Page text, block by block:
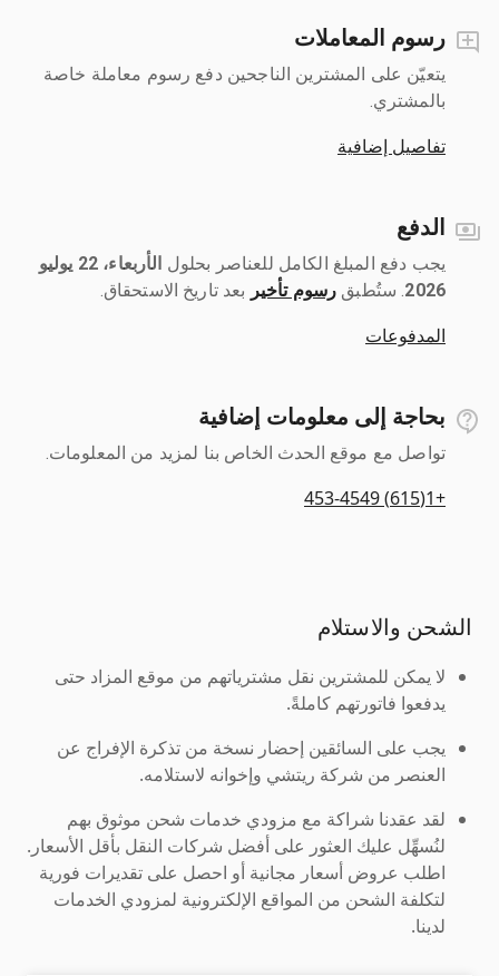
رسوم المعاملات
يتعيّن على المشترين الناجحين دفع رسوم معاملة خاصة
بالمشتري.
تفاصيل إضافية
الدفع
يجب دفع المبلغ الكامل للعناصر بحلول ‎
الأربعاء، 22 يوليو
2026
رسوم تأخير بعد تاريخ الاستحقاق.
المدفوعات
بحاجة إلى معلومات إضافية
تواصل مع موقع الحدث الخاص بنا لمزيد من المعلومات.
+1(615) 453-4549
الشحن والاستلام
لا يمكن للمشترين نقل مشترياتهم من موقع المزاد حتى
يدفعوا فاتورتهم كاملةً.
يجب على السائقين إحضار نسخة من تذكرة الإفراج عن
العنصر من شركة ريتشي وإخوانه لاستلامه.
لقد عقدنا شراكة مع مزودي خدمات شحن موثوق بهم
لنُسهِّل عليك العثور على أفضل شركات النقل بأقل الأسعار.
اطلب عروض أسعار مجانية أو احصل على تقديرات فورية
لتكلفة الشحن من المواقع الإلكترونية لمزودي الخدمات
لدينا.